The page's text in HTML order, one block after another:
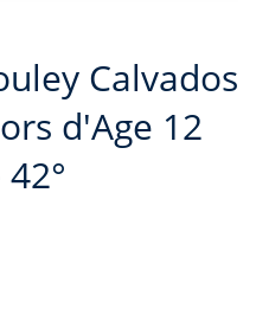
Calvados
d'Age 12